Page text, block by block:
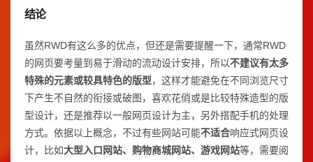
结论
虽然RWD有这么多的优点，但还是需要提醒一下，通常RWD
的网页要考量到易于滑动的流动设计安排，所以不建议有太多
特殊的元素或较具特色的版型，这样才能避免在不同浏览尺寸
下产生不自然的衔接或破图，喜欢花俏或是比较特殊造型的版
型设计，还是推荐以一般网页设计为主，另外搭配手机的处理
方式。依据以上概念，不过有些网站可能不适合响应式网页设
计，比如大型入口网站、购物商城网站、游戏网站等，需要阅